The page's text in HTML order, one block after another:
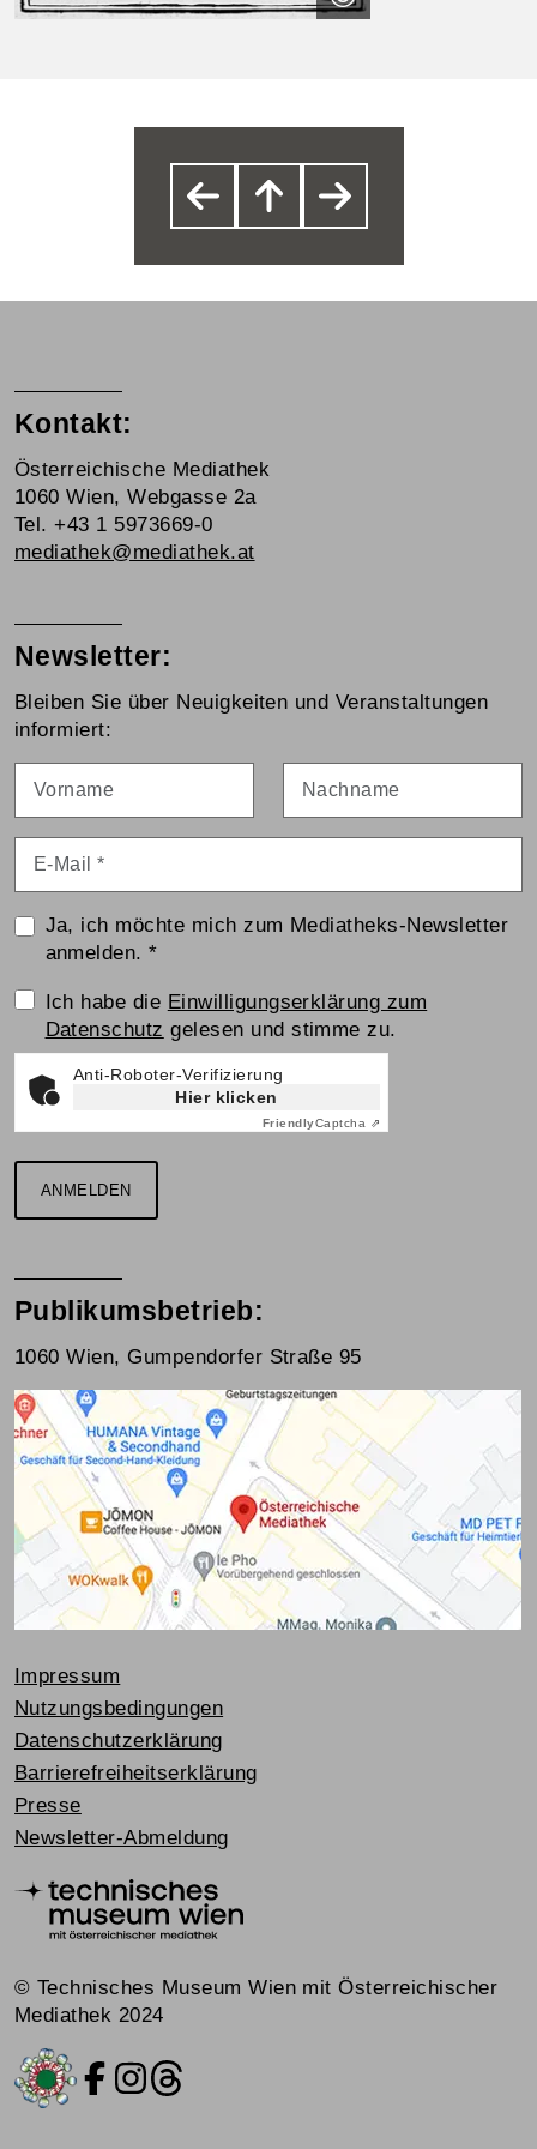
Kontakt:
Österreichische Mediathek
1060 Wien, Webgasse 2a
Tel. +43 1 5973669-0
mediathek@mediathek.at
Newsletter:
Bleiben Sie über Neuigkeiten und Veranstaltungen
informiert:
Ja, ich möchte mich zum Mediatheks-Newsletter
anmelden.*
Einwilligungserklärung
Ich habe die Einwilligungserklärung zum
Datenschutz gelesen und stimme zu.
Anti-Roboter-Verifizierung
Hier klicken
FriendlyCaptcha ⇗
ANMELDEN
Publikumsbetrieb:
1060 Wien, Gumpendorfer Straße 95
Impressum
Nutzungsbedingungen
Datenschutzerklärung
Barrierefreiheitserklärung
Presse
Newsletter-Abmeldung
© Technisches Museum Wien mit Österreichischer
Mediathek 2024